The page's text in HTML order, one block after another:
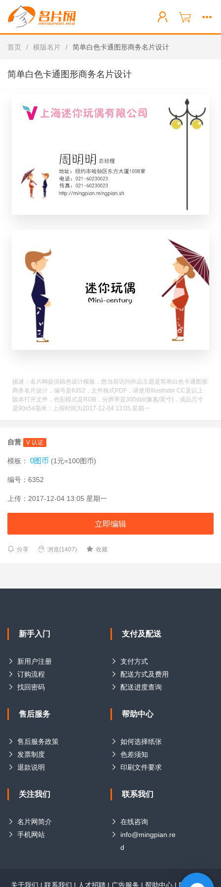
首页 / 横版名片 / 简单白色卡通图形商务名片设计
简单白色卡通图形商务名片设计
描述：名片网提供棕色设计模板，您当前访问作品主题是简单白色卡通图形
商务名片设计，编号是6352，文件格式PDF，请使用Illustrator CC及以上
版本打开文件，色彩模式是RGB，分辨率是300dpi(像素/英寸)，成品尺寸
是90x54毫米；上传时间为2017-12-04 13:05 星期一
自营 V 认证
模板： 0图币 (1元=100图币)
编号：6352
上传：2017-12-04 13:05 星期一
立即编辑
分享 浏览(1407) 收藏
新手入门
新用户注册
订购流程
找回密码
支付及配送
支付方式
配送方式及费用
配送进度查询
售后服务
售后服务政策
发票制度
退款说明
帮助中心
如何选择纸张
色差须知
印刷文件要求
关注我们
名片网简介
手机网站
联系我们
在线咨询
info@mingpian.re
d
关于我们 | 联系我们 | 人才招聘 | 广告服务 | 帮助中心 | 版权声明